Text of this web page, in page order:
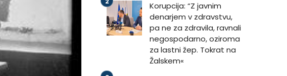
Korupcija: “Z javnim
denarjem v zdravstvu,
pa ne za zdravila, ravnali
negospodarno, oziroma
za lastni žep. Tokrat na
Žalskem«